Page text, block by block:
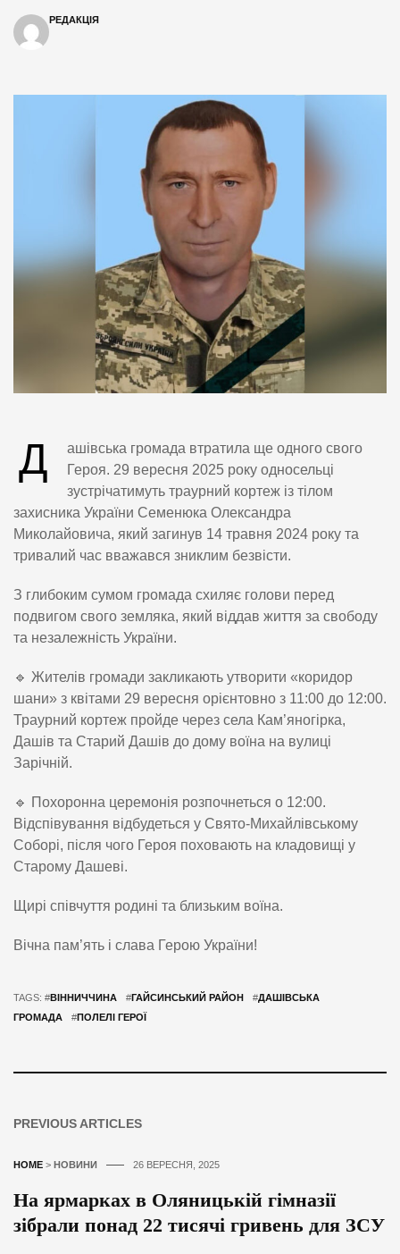
РЕДАКЦІЯ
Д
ашівська громада втратила ще одного свого
Героя. 29 вересня 2025 року односельці
зустрічатимуть траурний кортеж із тілом
захисника України Семенюка Олександра
Миколайовича, який загинув 14 травня 2024 року та
тривалий час вважався зниклим безвісти.
З глибоким сумом громада схиляє голови перед
подвигом свого земляка, який віддав життя за свободу
та незалежність України.
🔹 Жителів громади закликають утворити «коридор
шани» з квітами 29 вересня орієнтовно з 11:00 до 12:00.
Траурний кортеж пройде через села Кам’яногірка,
Дашів та Старий Дашів до дому воїна на вулиці
Зарічній.
🔹 Похоронна церемонія розпочнеться о 12:00.
Відспівування відбудеться у Свято-Михайлівському
Соборі, після чого Героя поховають на кладовищі у
Старому Дашеві.
Щирі співчуття родині та близьким воїна.
Вічна пам’ять і слава Герою України!
TAGS: #ВІННИЧЧИНА #ГАЙСИНСЬКИЙ РАЙОН #ДАШІВСЬКА
ГРОМАДА
#ПОЛЕЛІ ГЕРОЇ
PREVIOUS ARTICLES
HOME > НОВИНИ 26 ВЕРЕСНЯ, 2025
На ярмарках в Оляницькій гімназії
зібрали понад 22 тисячі гривень для ЗСУ